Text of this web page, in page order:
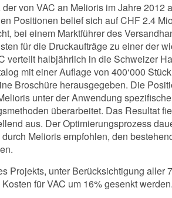
von VAC an Melioris im Jahre 2012
Positionen belief sich auf CHF 2.4
bei einem Marktführer des
für die Druckaufträge zu einer der
verteilt halbjährlich in die Schweizer
mit einer Auflage von 400‘000
Broschüre herausgegeben. Die
unter der Anwendung
überarbeitet. Das Resultat
aus. Der Optimierungsprozess
Melioris empfohlen, den
Projekts, unter Berücksichtigung aller
für VAC um 16% gesenkt werden.